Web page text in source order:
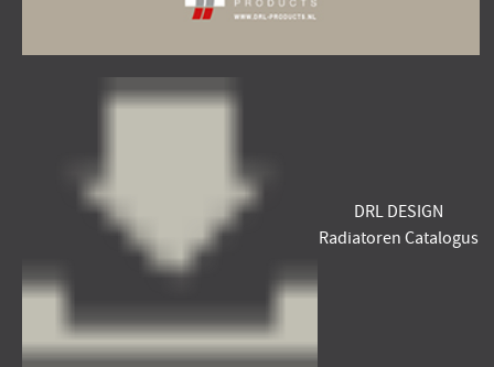
DRL DESIGN
Radiatoren Catalogus